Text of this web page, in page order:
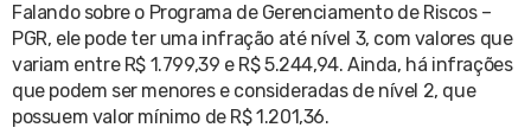
Falando sobre o Programa de Gerenciamento de Riscos –
PGR, ele pode ter uma infração até nível 3, com valores que
variam entre R$ 1.799,39 e R$ 5.244,94. Ainda, há infrações
que podem ser menores e consideradas de nível 2, que
possuem valor mínimo de R$ 1.201,36.